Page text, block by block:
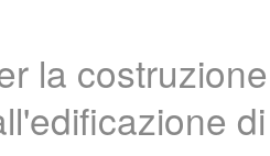
la